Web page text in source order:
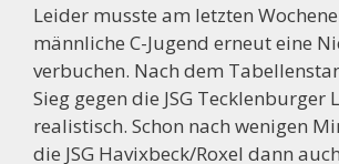
Leider musste am letzten
männliche C-Jugend erneut eine
verbuchen. Nach dem
Sieg gegen die JSG Tecklenburger
realistisch. Schon nach wenigen
die JSG Havixbeck/Roxel dann